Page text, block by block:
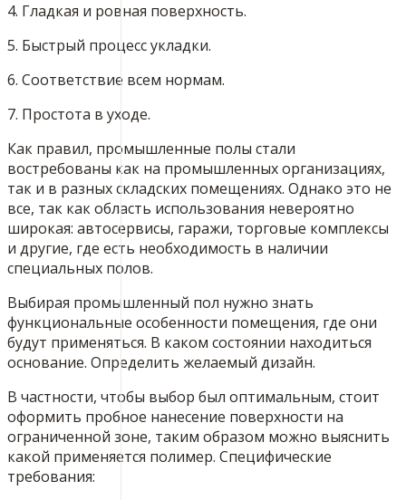
4. Гладкая и ровная поверхность.
5. Быстрый процесс укладки.
6. Соответствие всем нормам.
7. Простота в уходе.
Как правил, промышленные полы стали
востребованы как на промышленных организациях,
так и в разных складских помещениях. Однако это не
все, так как область использования невероятно
широкая: автосервисы, гаражи, торговые комплексы
и другие, где есть необходимость в наличии
специальных полов.
Выбирая промышленный пол нужно знать
функциональные особенности помещения, где они
будут применяться. В каком состоянии находиться
основание. Определить желаемый дизайн.
В частности, чтобы выбор был оптимальным, стоит
оформить пробное нанесение поверхности на
ограниченной зоне, таким образом можно выяснить
какой применяется полимер. Специфические
требования: